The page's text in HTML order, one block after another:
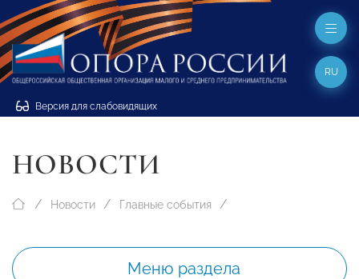
Версия для слабовидящих
RU
НОВОСТИ
Новости Главные события
Меню раздела